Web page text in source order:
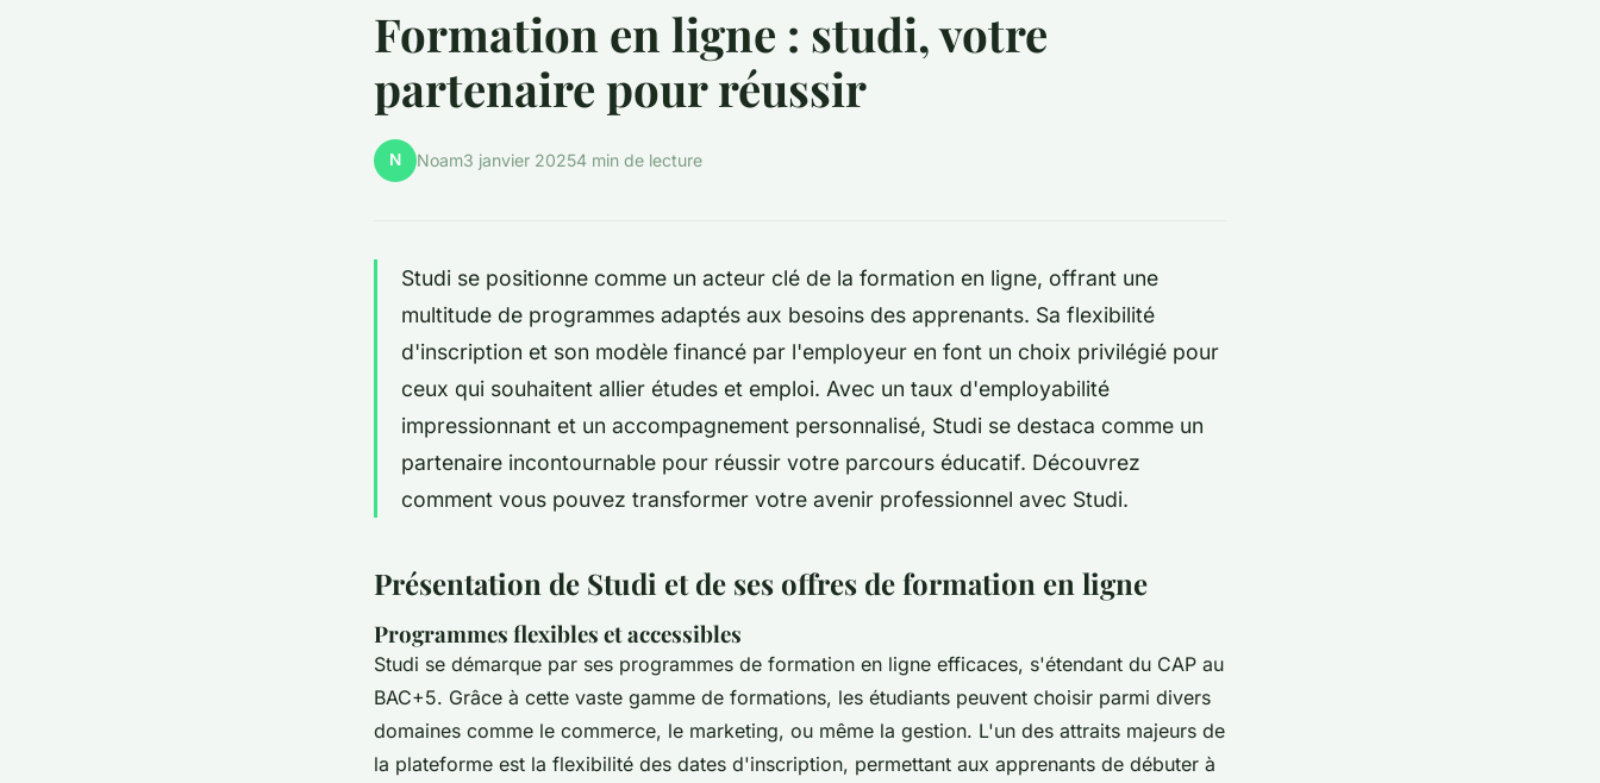
Formation en ligne : studi, votre
partenaire pour réussir
N Noam3 janvier 20254 min de lecture
Studi se positionne comme un acteur clé de la formation en ligne, offrant une
multitude de programmes adaptés aux besoins des apprenants. Sa flexibilité
d'inscription et son modèle financé par l'employeur en font un choix privilégié pour
ceux qui souhaitent allier études et emploi. Avec un taux d'employabilité
impressionnant et un accompagnement personnalisé, Studi se destaca comme un
partenaire incontournable pour réussir votre parcours éducatif. Découvrez
comment vous pouvez transformer votre avenir professionnel avec Studi.
Présentation de Studi et de ses offres de formation en ligne
Programmes flexibles et accessibles
Studi se démarque par ses programmes de formation en ligne efficaces, s'étendant du CAP au
BAC+5. Grâce à cette vaste gamme de formations, les étudiants peuvent choisir parmi divers
domaines comme le commerce, le marketing, ou même la gestion. L'un des attraits majeurs de
la plateforme est la flexibilité des dates d'inscription, permettant aux apprenants de débuter à